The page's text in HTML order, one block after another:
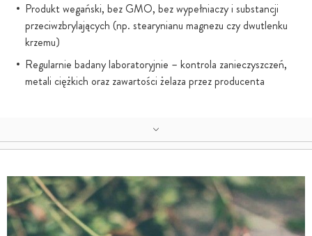
Produkt wegański, bez GMO, bez wypełniaczy i substancji
przeciwzbrylających (np. stearynianu magnezu czy dwutlenku
krzemu)
Regularnie badany laboratoryjnie – kontrola zanieczyszczeń,
metali ciężkich oraz zawartości żelaza przez producenta